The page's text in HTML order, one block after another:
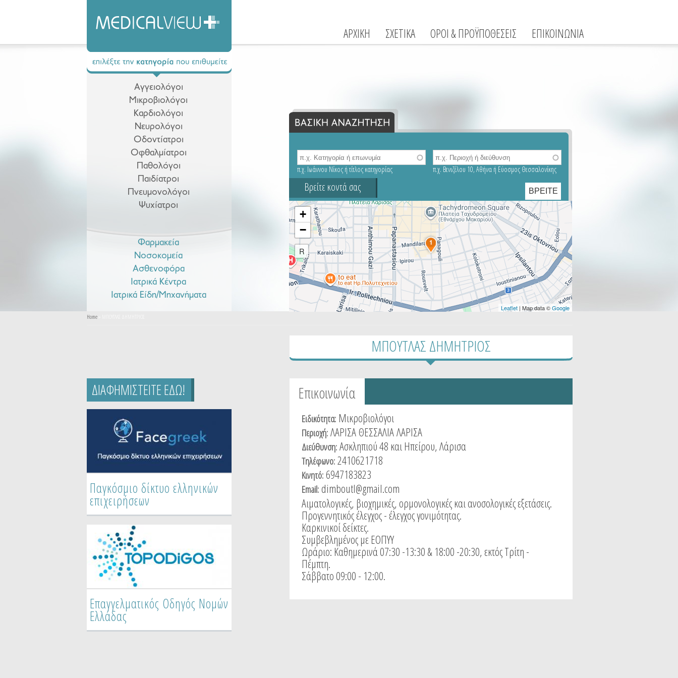
ΑΡΧΙΚΗ ΣΧΕΤΙΚΑ ΟΡΟΙ & ΠΡΟΫΠΟΘΕΣΕΙΣ ΕΠΙΚΟΙΝΩΝΙΑ
Αγγειολόγοι
Μικροβιολόγοι
Καρδιολόγοι
Νευρολόγοι
Οδοντίατροι
Οφθαλμίατροι
Παθολόγοι
Παιδίατροι
Πνευμονολόγοι
Ψυχίατροι
Φαρμακεία
Νοσοκομεία
Ασθενοφόρα
Ιατρικά Κέντρα
Ιατρικά Είδη/Μηχανήματα
π.χ. Ιωάννου Νίκος ή τίτλος κατηγορίας π.χ. Βενιζέλου 10, Αθήνα ή Εύοσμος Θεσσαλονίκης
Βρείτε κοντά σας
1
+
−
R
Leaflet | Map data ©Google
You are here
Home
ΜΠΟΥΤΛΑΣ ΔΗΜΗΤΡΙΟΣ
Tabs group καταχώρησης
Επικοινωνία
tab)
Ειδικότητα: Μικροβιολόγοι
Περιοχή:ΛΑΡΙΣΑ ΘΕΣΣΑΛΙΑΛΑΡΙΣΑ
Διεύθυνση:Ασκληπιού 48 και Ηπείρου, Λάρισα
Τηλέφωνο:2410621718
Κινητό: 6947183823
Email: dimboutl@gmail.com
Αιματολογικές, βιοχημικές, ορμονολογικές και ανοσολογικές εξετάσεις.
Προγεννητικός έλεγχος - έλεγχος γονιμότητας.
Καρκινικοί δείκτες.
Συμβεβλημένος με ΕΟΠΥΥ
Ωράριο: Καθημερινά 07:30 -13:30 & 18:00 -20:30, εκτός Τρίτη -
Πέμπτη.
Σάββατο 09:00 - 12:00.
ΔΙΑΦΗΜΙΣΤΕΙΤΕ ΕΔΩ!
Παγκόσμιο δίκτυο ελληνικών
επιχειρήσεων
Επαγγελματικός Οδηγός Νομών
Ελλάδας